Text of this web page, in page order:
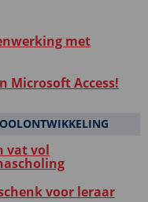
met
Microsoft Access!
vat vol
voor leraar